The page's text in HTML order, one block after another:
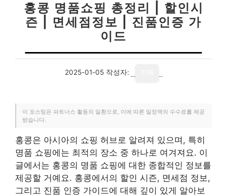
홍콩 명품쇼핑 총정리 | 할인시
즌 | 면세점정보 | 진품인증 가
이드
2025-01-05 작성자:
이 포스팅은 파트너스 활동의 일환으로, 이에 따른 일정액의 수수료를 제공
받습니다.
홍콩은 아시아의 쇼핑 허브로 알려져 있으며, 특히
명품 쇼핑에는 최적의 장소 중 하나로 여겨져요. 이
글에서는 홍콩의 명품 쇼핑에 대한 종합적인 정보를
제공할 거예요. 홍콩에서의 할인 시즌, 면세점 정보,
그리고 진품 인증 가이드에 대해 깊이 있게 알아보